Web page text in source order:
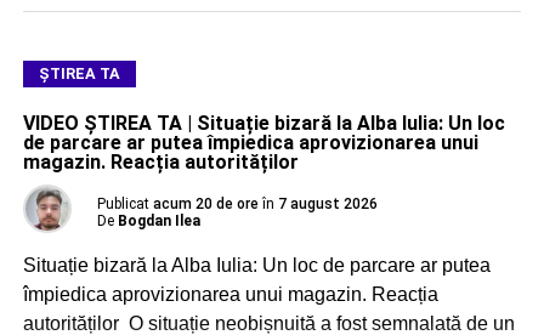
ŞTIREA TA
VIDEO ȘTIREA TA | Situație bizară la Alba Iulia: Un loc
de parcare ar putea împiedica aprovizionarea unui
magazin. Reacția autorităților
Publicat acum 20 de ore în 7 august 2026
De Bogdan Ilea
Situație bizară la Alba Iulia: Un loc de parcare ar putea
împiedica aprovizionarea unui magazin. Reacția
autorităților O situație neobișnuită a fost semnalată de un